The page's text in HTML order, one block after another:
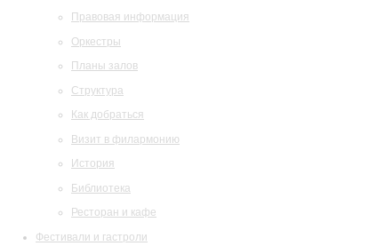
Правовая информация
Оркестры
Планы залов
Структура
Как добраться
Визит в филармонию
История
Библиотека
Ресторан и кафе
Фестивали и гастроли